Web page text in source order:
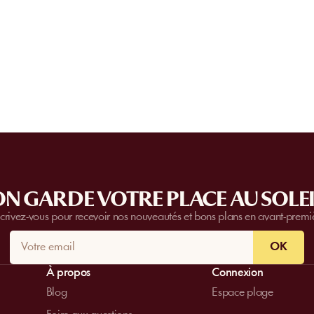
GARDE VOTRE PLACE AU
vous pour recevoir nos nouveautés et bons plans en avant-
OK
À propos
Blog
Connexion
Espace plage